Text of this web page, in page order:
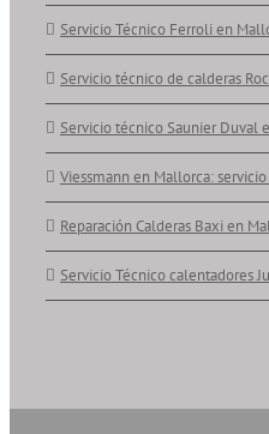
Servicio Técnico Ferroli en
Servicio técnico de calderas
Servicio técnico Saunier Duval
Viessmann en Mallorca:
Reparación Calderas Baxi en
Servicio Técnico calentadores